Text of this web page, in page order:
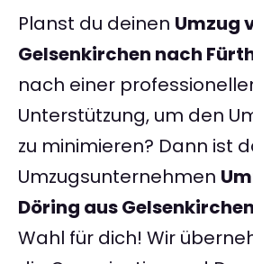
Planst du deinen Umzug
Gelsenkirchen nach
nach einer
Unterstützung, um den
zu minimieren? Dann ist
Umzugsunternehmen
Döring aus Gelsenkirchen
Wahl für dich! Wir